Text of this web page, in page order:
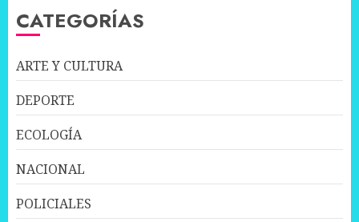
CATEGORÍAS
ARTE Y CULTURA
DEPORTE
ECOLOGÍA
NACIONAL
POLICIALES